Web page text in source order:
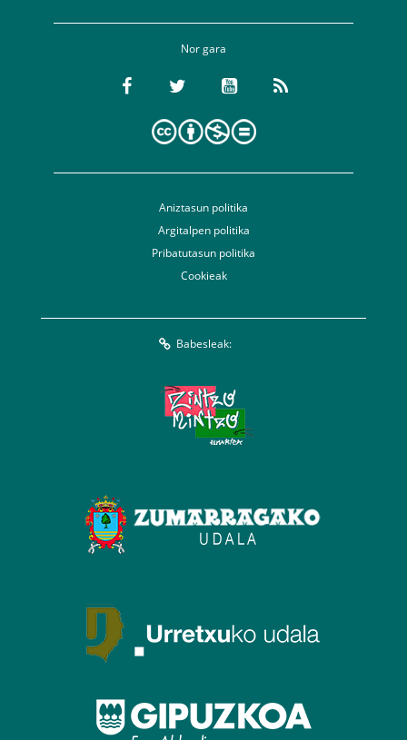
Nor gara
Aniztasun politika
Argitalpen politika
Pribatutasun politika
Cookieak
Babesleak: